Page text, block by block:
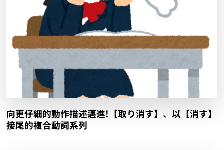
向更仔細的動作描述邁進!【取り消す】、以【消す】
接尾的複合動詞系列